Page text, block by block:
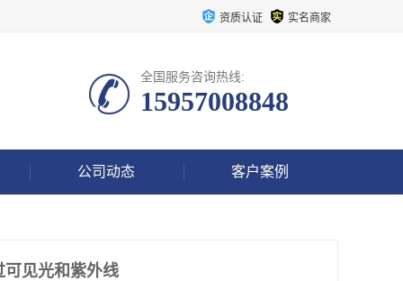
资质认证 实名商家
全国服务咨询热线:
15957008848
公司动态 客户案例
可见光和紫外线